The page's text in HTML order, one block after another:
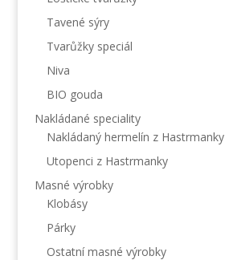
Tavené sýry
Tvarůžky speciál
Niva
BIO gouda
Nakládané speciality
Nakládaný hermelín z Hastrmanky
Utopenci z Hastrmanky
Masné výrobky
Klobásy
Párky
Ostatní masné výrobky